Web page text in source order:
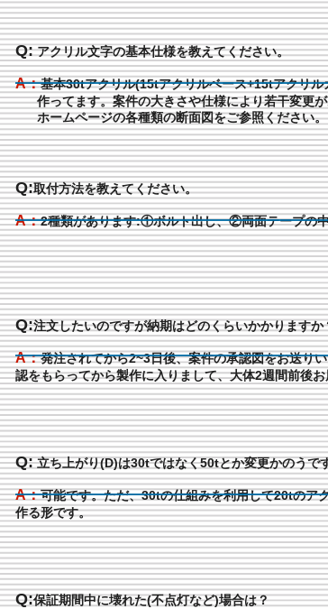
Q:アクリル文字の基本仕様を教えてください。
A：基本30tアクリル(15tアクリルベース+15tアクリル
作ってます。案件の大きさや仕様により若干変更が
ホームページの各種類の断面図をご参照ください。
Q:取付方法を教えてください。
A：2種類があります:①ボルト出し、②両面テープの
Q:注文したいのですが納期はどのくらいかかりますか
A：発注されてから2~3日後、案件の承認図をお送り
認をもらってから製作に入りまして、大体2週間前後
Q:立ち上がり(D)は30tではなく50tとか変更かのうで
A：可能です。ただ、30tの仕組みを利用して20tのア
作る形です。
Q:保証期間中に壊れた(不点灯など)場合は？